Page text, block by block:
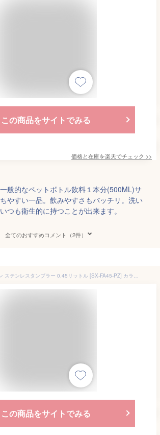
この商品をサイトでみる
価格と在庫を楽天でチェック >>
般的なペットボトル飲料１本分(500ML)サ
やすい一品。飲みやすさもバッチリ。洗い
つも衛生的に持つことが出来ます。
全てのおすすめコメント（2件）
象印マホービン ステンレスタンブラー 0.45リットル [SX-FA45-PZ] カラー：スモーキーピンク【送料無料※沖縄・離島は配送不可】ふた付き ストロー 洗いやすい 保温 保冷 おしゃれ かわいいマイボトル サステナブル SDGs ステンレス製魔法びん構造 ビール アイスコーヒー
この商品をサイトでみる